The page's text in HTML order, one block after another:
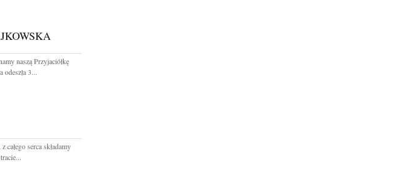
naszą Przyjaciółkę
3...
całego serca składamy